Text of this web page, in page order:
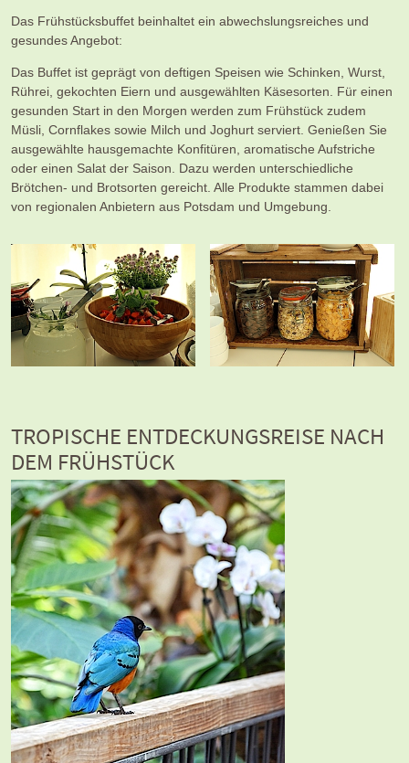
Das Frühstücksbuffet beinhaltet ein abwechslungsreiches und
gesundes Angebot:
Das Buffet ist geprägt von deftigen Speisen wie Schinken, Wurst,
Rührei, gekochten Eiern und ausgewählten Käsesorten. Für einen
gesunden Start in den Morgen werden zum Frühstück zudem
Müsli, Cornflakes sowie Milch und Joghurt serviert. Genießen Sie
ausgewählte hausgemachte Konfitüren, aromatische Aufstriche
oder einen Salat der Saison. Dazu werden unterschiedliche
Brötchen- und Brotsorten gereicht. Alle Produkte stammen dabei
von regionalen Anbietern aus Potsdam und Umgebung.
TROPISCHE ENTDECKUNGSREISE NACH
DEM FRÜHSTÜCK